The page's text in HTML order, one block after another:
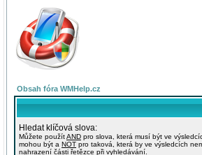
Obsah fóra WMHelp.cz
Hledat klíčová slova:
Můžete použítAND pro slova, která musí být ve
mohou být a NOT pro taková, která by ve výsledcích
nahrazení části řetězce při vyhledávání.